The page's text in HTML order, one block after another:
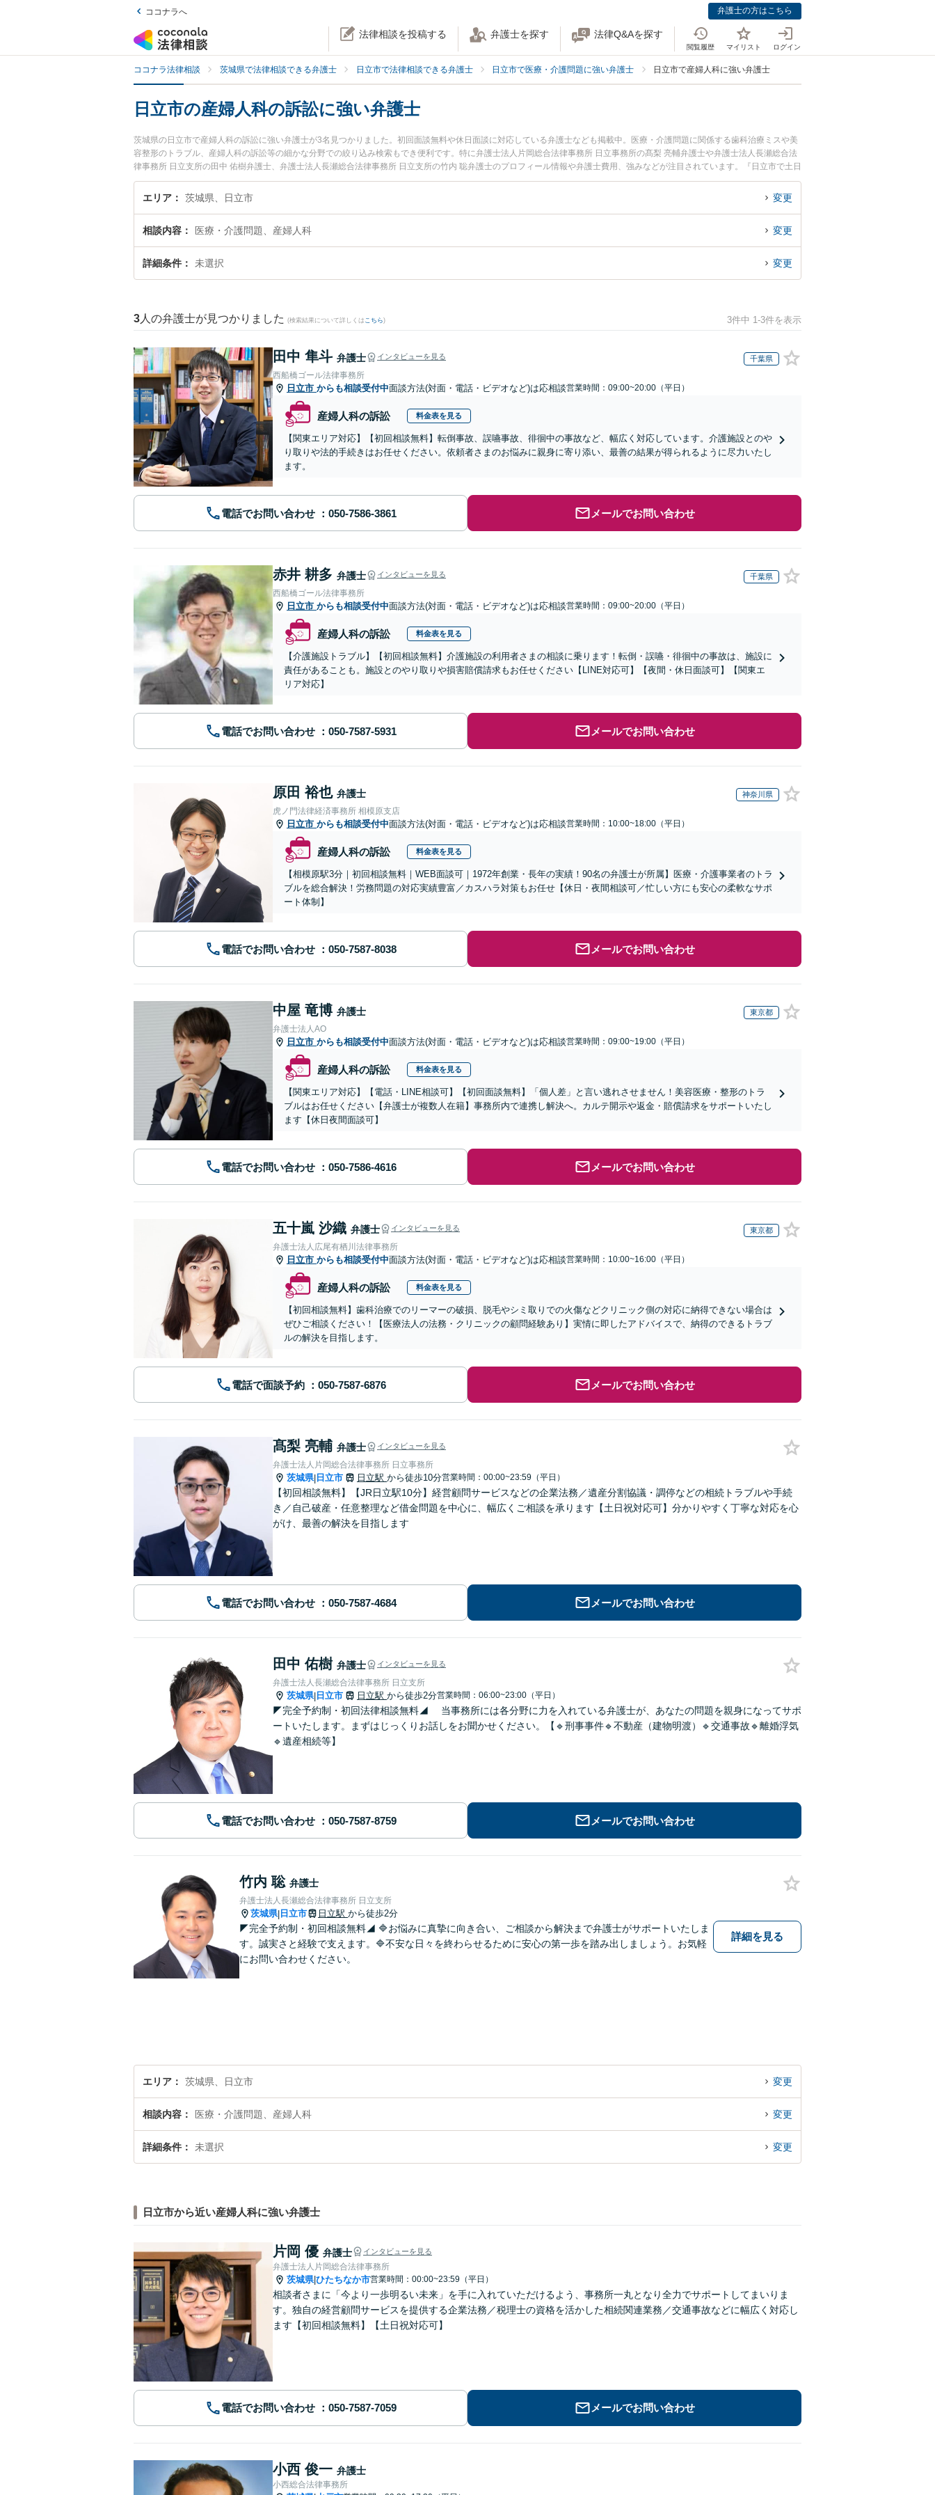
ココナラへ 弁護士の方はこちら
法律相談を投稿する 弁護士を探す 法律Q&Aを探す
閲覧履歴 マイリスト ログイン
ココナラ法律相談 茨城県で法律相談できる弁護士 日立市で法律相談できる弁護士 日立市で医療・介護問題に強い弁護士 日立市で産婦人科に強い弁護士
日立市の産婦人科の訴訟に強い弁護士
茨城県の日立市で産婦人科の訴訟に強い弁護士が3名見つかりました。初回面談無料や休日面談に対応している弁護士なども掲載中。医療・介護問題に関係する歯科治療ミスや美
容整形のトラブル、産婦人科の訴訟等の細かな分野での絞り込み検索もでき便利です。特に弁護士法人片岡総合法律事務所 日立事務所の髙梨 亮輔弁護士や弁護士法人長瀬総合法
律事務所 日立支所の田中 佑樹弁護士、弁護士法人長瀬総合法律事務所 日立支所の竹内 聡弁護士のプロフィール情報や弁護士費用、強みなどが注目されています。『日立市で土日
や夜間に発生した産婦人科の訴訟のトラブルを今すぐに弁護士に相談したい』『産婦人科の訴訟のトラブル解決の実績豊富な近くの弁護士を検索したい』『初回相談無料で産婦人
科の訴訟を法律相談できる日立市内の弁護士に相談予約したい』などでお困りの相談者さんにおすすめです。
エリア 茨城県、日立市 変更
相談内容 医療・介護問題、産婦人科 変更
詳細条件 未選択 変更
3 人の弁護士が見つかりました (検索結果について詳しくは こちら) 3件中 1-3件を表示
田中 隼斗 弁護士 インタビューを見る 千葉県
西船橋ゴール法律事務所
日立市 からも相談受付中面談方法(対面・電話・ビデオなど)は応相談営業時間：09:00~20:00（平日）
産婦人科の訴訟 料金表を見る
【関東エリア対応】【初回相談無料】転倒事故、誤嚥事故、徘徊中の事故など、幅広く対応しています。介護施設とのや
り取りや法的手続きはお任せください。依頼者さまのお悩みに親身に寄り添い、最善の結果が得られるように尽力いたし
ます。
電話でお問い合わせ メールでお問い合わせ
赤井 耕多 弁護士 インタビューを見る 千葉県
西船橋ゴール法律事務所
日立市 からも相談受付中面談方法(対面・電話・ビデオなど)は応相談営業時間：09:00~20:00（平日）
産婦人科の訴訟 料金表を見る
【介護施設トラブル】【初回相談無料】介護施設の利用者さまの相談に乗ります！転倒・誤嚥・徘徊中の事故は、施設に
責任があることも。施設とのやり取りや損害賠償請求もお任せください【LINE対応可】【夜間・休日面談可】【関東エ
リア対応】
電話でお問い合わせ メールでお問い合わせ
原田 裕也 弁護士 神奈川県
虎ノ門法律経済事務所 相模原支店
日立市 からも相談受付中面談方法(対面・電話・ビデオなど)は応相談営業時間：10:00~18:00（平日）
産婦人科の訴訟 料金表を見る
【相模原駅3分｜初回相談無料｜WEB面談可｜1972年創業・長年の実績！90名の弁護士が所属】医療・介護事業者のトラ
ブルを総合解決！労務問題の対応実績豊富／カスハラ対策もお任せ【休日・夜間相談可／忙しい方にも安心の柔軟なサポ
ート体制】
電話でお問い合わせ メールでお問い合わせ
中屋 竜博 弁護士 東京都
弁護士法人AO
日立市 からも相談受付中面談方法(対面・電話・ビデオなど)は応相談営業時間：09:00~19:00（平日）
産婦人科の訴訟 料金表を見る
【関東エリア対応】【電話・LINE相談可】【初回面談無料】「個人差」と言い逃れさせません！美容医療・整形のトラ
ブルはお任せください【弁護士が複数人在籍】事務所内で連携し解決へ。カルテ開示や返金・賠償請求をサポートいたし
ます【休日夜間面談可】
電話でお問い合わせ メールでお問い合わせ
五十嵐 沙織 弁護士 インタビューを見る 東京都
弁護士法人広尾有栖川法律事務所
日立市 からも相談受付中面談方法(対面・電話・ビデオなど)は応相談営業時間：10:00~16:00（平日）
産婦人科の訴訟 料金表を見る
【初回相談無料】歯科治療でのリーマーの破損、脱毛やシミ取りでの火傷などクリニック側の対応に納得できない場合は
ぜひご相談ください！【医療法人の法務・クリニックの顧問経験あり】実情に即したアドバイスで、納得のできるトラブ
ルの解決を目指します。
電話で面談予約 メールでお問い合わせ
髙梨 亮輔 弁護士 インタビューを見る
弁護士法人片岡総合法律事務所 日立事務所
茨城県| 日立市 日立駅 から徒歩10分営業時間：00:00~23:59（平日）
【初回相談無料】【JR日立駅10分】経営顧問サービスなどの企業法務／遺産分割協議・調停などの相続トラブルや手続
き／自己破産・任意整理など借金問題を中心に、幅広くご相談を承ります【土日祝対応可】分かりやすく丁寧な対応を心
がけ、最善の解決を目指します
電話でお問い合わせ メールでお問い合わせ
田中 佑樹 弁護士 インタビューを見る
弁護士法人長瀬総合法律事務所 日立支所
茨城県| 日立市 日立駅 から徒歩2分営業時間：06:00~23:00（平日）
◤完全予約制・初回法律相談無料◢ 当事務所には各分野に力を入れている弁護士が、あなたの問題を親身になってサポ
ートいたします。まずはじっくりお話しをお聞かせください。【🔹刑事事件🔹不動産（建物明渡）🔹交通事故🔹離婚浮気
🔹遺産相続等】
電話でお問い合わせ メールでお問い合わせ
竹内 聡 弁護士
弁護士法人長瀬総合法律事務所 日立支所
茨城県| 日立市 日立駅 から徒歩2分
◤完全予約制・初回相談無料◢ 🔷お悩みに真摯に向き合い、ご相談から解決まで弁護士がサポートいたしま
す。誠実さと経験で支えます。🔷不安な日々を終わらせるために安心の第一歩を踏み出しましょう。お気軽
にお問い合わせください。
詳細を見る
エリア 茨城県、日立市 変更
相談内容 医療・介護問題、産婦人科 変更
詳細条件 未選択 変更
日立市から近い産婦人科に強い弁護士
片岡 優 弁護士 インタビューを見る
弁護士法人片岡総合法律事務所
茨城県|ひたちなか市営業時間：00:00~23:59（平日）
相談者さまに「今より一歩明るい未来」を手に入れていただけるよう、事務所一丸となり全力でサポートしてまいりま
す。独自の経営顧問サービスを提供する企業法務／税理士の資格を活かした相続関連業務／交通事故などに幅広く対応し
ます【初回相談無料】【土日祝対応可】
電話でお問い合わせ メールでお問い合わせ
小西 俊一 弁護士
小西総合法律事務所